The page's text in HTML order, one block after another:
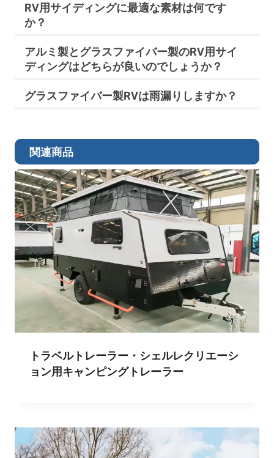
RV用サイディングに最適な素材は何です
か？
アルミ製とグラスファイバー製のRV用サイ
ディングはどちらが良いのでしょうか？
グラスファイバー製RVは雨漏りしますか？
関連商品
トラベルトレーラー・シェルレクリエーシ
ョン用キャンピングトレーラー